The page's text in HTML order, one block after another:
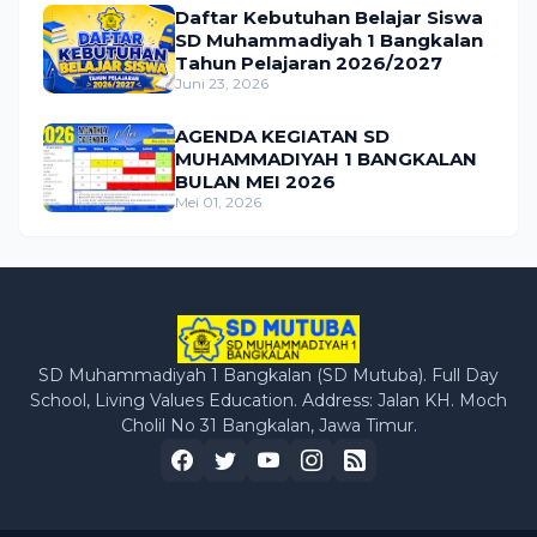
Daftar Kebutuhan Belajar Siswa
SD Muhammadiyah 1 Bangkalan
Tahun Pelajaran 2026/2027
Juni 23, 2026
AGENDA KEGIATAN SD
MUHAMMADIYAH 1 BANGKALAN
BULAN MEI 2026
Mei 01, 2026
SD Muhammadiyah 1 Bangkalan (SD Mutuba). Full Day
School, Living Values Education. Address: Jalan KH. Moch
Cholil No 31 Bangkalan, Jawa Timur.